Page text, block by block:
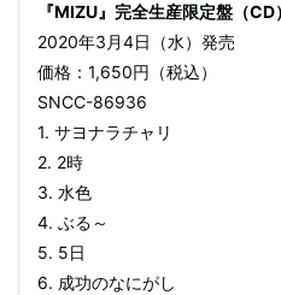
『MIZU』完全生産限定盤（CD）
2020年3月4日（水）発売
価格：1,650円（税込）
SNCC-86936
1. サヨナラチャリ
2. 2時
3. 水色
4. ぶる～
5. 5日
6. 成功のなにがし